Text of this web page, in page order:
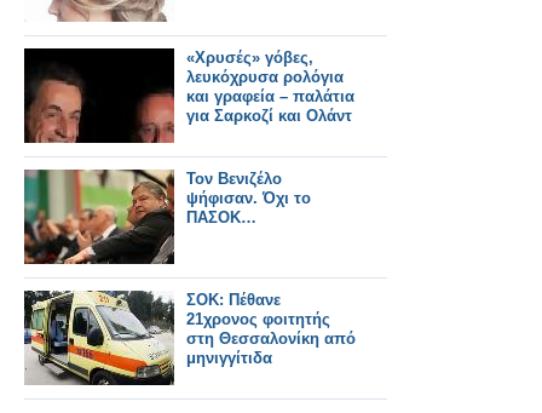
«Χρυσές» γόβες,
λευκόχρυσα ρολόγια
και γραφεία – παλάτια
για Σαρκοζί και Ολάντ
Τον Βενιζέλο
ψήφισαν. Όχι το
ΠΑΣΟΚ…
ΣΟΚ: Πέθανε
21χρονος φοιτητής
στη Θεσσαλονίκη από
μηνιγγίτιδα